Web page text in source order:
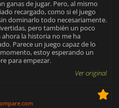
ganas de jugar. Pero, al mismo
recargado, como si el juego
dominarlo todo necesariamente.
pero también un poco
la historia no me ha
Parece un juego capaz de lo
estoy esperando un
para empezar.
Ver original